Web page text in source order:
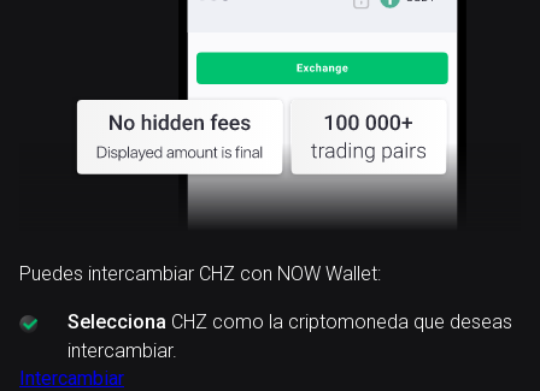
Puedes intercambiar CHZ con NOW Wallet:
Selecciona CHZ como la criptomoneda que deseas
intercambiar.
Intercambiar